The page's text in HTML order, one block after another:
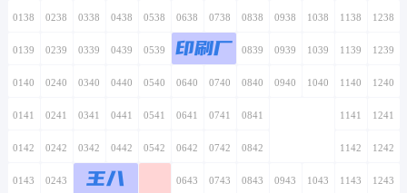
0138 0238 0338 0438 0538 0638 0738 0838 0938 1038 1138 1238
0139 0239 0339 0439 0539 0639
印刷厂
0739 0839 0939 1039 1139 1239
0140 0240 0340 0440 0540 0640 0740 0840 0940 1040 1140 1240
0141 0241 0341 0441 0541 0641 0741 0841 1141 1241
0142 0242 0342 0442 0542 0642 0742 0842 1142 1242
0143 0243 0343
王八
0443 0643 0743 0843 0943 1043 1143 1243